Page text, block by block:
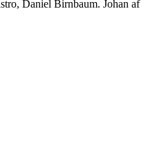
Daniel Birnbaum. Johan af